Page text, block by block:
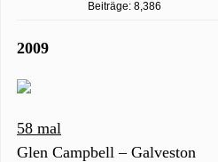
Beiträge: 8,386
2009
58 mal
Glen Campbell – Galveston